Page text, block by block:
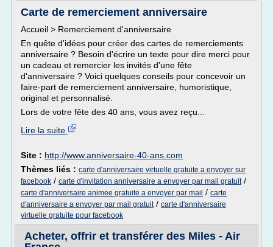
Carte de remerciement anniversaire
Accueil > Remerciement d'anniversaire
En quête d'idées pour créer des cartes de remerciements
anniversaire ? Besoin d'écrire un texte pour dire merci pour
un cadeau et remercier les invités d'une fête
d'anniversaire ? Voici quelques conseils pour concevoir un
faire-part de remerciement anniversaire, humoristique,
original et personnalisé.
Lors de votre fête des 40 ans, vous avez reçu...
Lire la suite
Site : http://www.anniversaire-40-ans.com
Thèmes liés : carte d'anniversaire virtuelle gratuite a envoyer sur
facebook / carte d'invitation anniversaire a envoyer par mail gratuit/
carte d'anniversaire animee gratuite a envoyer par mail / carte
d'anniversaire a envoyer par mail gratuit/ carte d'anniversaire
virtuelle gratuite pour facebook
Acheter, offrir et transférer des Miles - Air